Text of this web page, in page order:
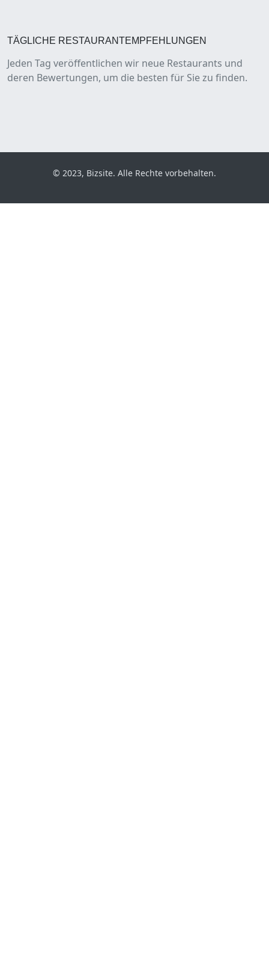
TÄGLICHE RESTAURANTEMPFEHLUNGEN
Jeden Tag veröffentlichen wir neue Restaurants und
deren Bewertungen, um die besten für Sie zu finden.
© 2023, Bizsite. Alle Rechte vorbehalten.